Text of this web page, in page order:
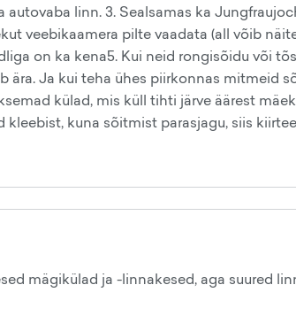
linn. 3. Sealsamas ka
veebikaamera pilte vaadata (all võib
on ka kena5. Kui neid rongisõidu või
ära. Ja kui teha ühes piirkonnas mitmeid
külad, mis küll tihti järve äärest
kleebist, kuna sõitmist parasjagu, siis
mägikülad ja -linnakesed, aga suured